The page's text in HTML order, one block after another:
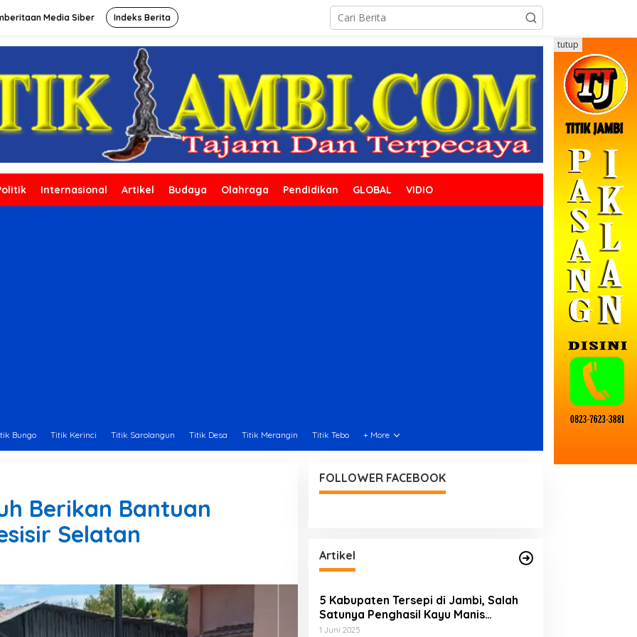
Media Siber Indeks Berita
Internasional Artikel Budaya Olahraga Pendidikan GLOBAL VIDIO
Bungo Titik Kerinci Titik Sarolangun Titik Desa Titik Merangin Titik Tebo + More
tutup
Berikan Bantuan
Selatan
FOLLOWER FACEBOOK
Artikel
5 Kabupaten Tersepi di Jambi, Salah
Satunya Penghasil Kayu Manis
Terbesar di Dunia
1 Juni 2025